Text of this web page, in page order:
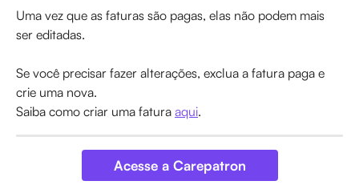
Uma vez que as faturas são pagas, elas não podem mais
ser editadas.
Se você precisar fazer alterações, exclua a fatura paga e
crie uma nova.
Saiba como criar uma fatura aqui.
Acesse a Carepatron